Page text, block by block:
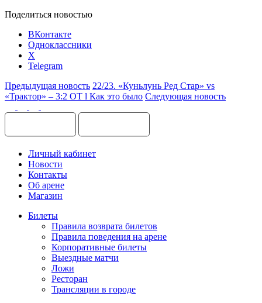
Поделиться новостью
ВКонтакте
Одноклассники
X
Telegram
Предыдущая новость 22/23. «Куньлунь Ред Стар» vs
«Трактор» – 3:2 ОТ l Как это было Следующая новость
Личный кабинет
Новости
Контакты
Об арене
Магазин
Билеты
Правила возврата билетов
Правила поведения на арене
Корпоративные билеты
Выездные матчи
Ложи
Ресторан
Трансляции в городе